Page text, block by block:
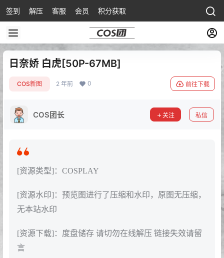
签到 解压 客服 会员 积分获取
日奈娇 白虎[50P-67MB]
COS新图 2 年前 0 前往下载
COS团长 关注 私信
[资源类型]：COSPLAY
[资源水印]：预览图进行了压缩和水印，原图无压缩，
无本站水印
[资源下载]：度盘储存 请切勿在线解压 链接失效请留
言